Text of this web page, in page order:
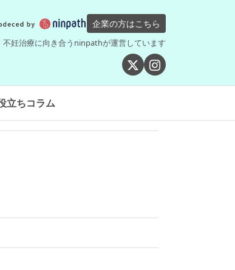
企業の方はこちら
妊治療に向き合うninpathが運営しています
立ちコラム